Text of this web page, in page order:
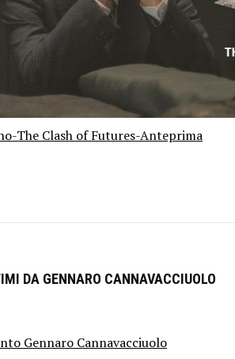
The Clash of Futures-Anteprima
DA GENNARO CANNAVACCIUOLO
Gennaro Cannavacciuolo